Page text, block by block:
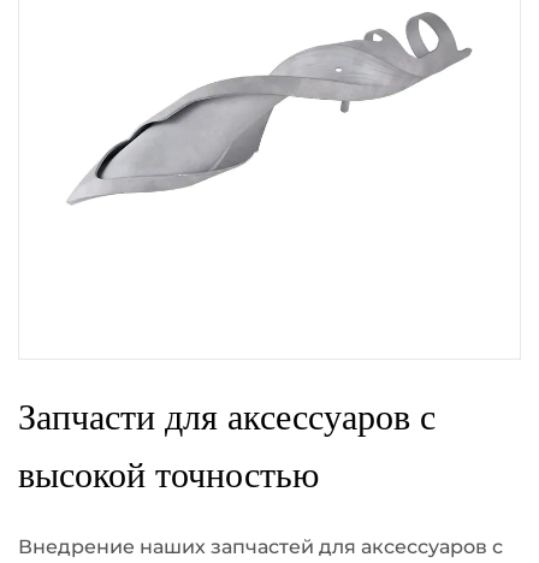
Запчасти для аксессуаров с
высокой точностью
Внедрение наших запчастей для аксессуаров с